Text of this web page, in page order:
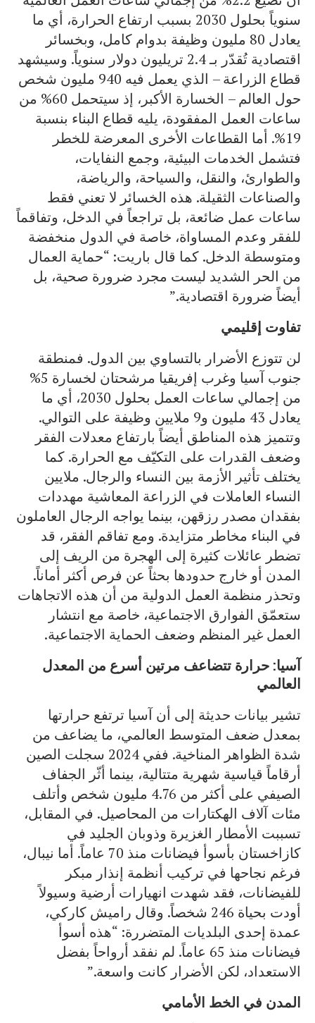
سنوياً بحلول 2030 بسبب ارتفاع الحرارة، أي ما
يعادل 80 مليون وظيفة بدوام كامل، وبخسائر
اقتصادية تُقدّر بـ 2.4 تريليون دولار سنوياً. وسيشهد
قطاع الزراعة – الذي يعمل فيه 940 مليون شخص
حول العالم – الخسارة الأكبر، إذ سيتحمل 60% من
ساعات العمل المفقودة، يليه قطاع البناء بنسبة
19%. أما القطاعات الأخرى المعرضة للخطر
فتشمل الخدمات البيئية، وجمع النفايات،
والطوارئ، والنقل، والسياحة، والرياضة،
والصناعات الثقيلة. هذه الخسائر لا تعني فقط
ساعات عمل ضائعة، بل تراجعاً في الدخل، وتفاقماً
للفقر وعدم المساواة، خاصة في الدول منخفضة
ومتوسطة الدخل. كما قال باريت: “حماية العمال
من الحر الشديد ليست مجرد ضرورة صحية، بل
أيضاً ضرورة اقتصادية.”
تفاوت إقليمي
لن تتوزع الأضرار بالتساوي بين الدول. فمنطقة
جنوب آسيا وغرب إفريقيا مرشحتان لخسارة 5%
من إجمالي ساعات العمل بحلول 2030، أي ما
يعادل 43 مليون و9 ملايين وظيفة على التوالي.
وتتميز هذه المناطق أيضاً بارتفاع معدلات الفقر
وضعف القدرات على التكيّف مع الحرارة. كما
يختلف تأثير الأزمة بين النساء والرجال. ملايين
النساء العاملات في الزراعة المعاشية مهددات
بفقدان مصدر رزقهن، بينما يواجه الرجال العاملون
في البناء مخاطر متزايدة. ومع تفاقم الفقر، قد
تضطر عائلات كثيرة إلى الهجرة من الريف إلى
المدن أو خارج حدودها بحثاً عن فرص أكثر أماناً.
وتحذر منظمة العمل الدولية من أن هذه الاتجاهات
ستعمّق الفوارق الاجتماعية، خاصة مع انتشار
العمل غير المنظم وضعف الحماية الاجتماعية.
آسيا: حرارة تتضاعف مرتين أسرع من المعدل
العالمي
تشير بيانات حديثة إلى أن آسيا ترتفع حرارتها
بمعدل ضعف المتوسط العالمي، ما يضاعف من
شدة الظواهر المناخية. ففي 2024 سجلت الصين
أرقاماً قياسية شهرية متتالية، بينما أثّر الجفاف
الصيفي على أكثر من 4.76 مليون شخص وأتلف
مئات آلاف الهكتارات من المحاصيل. في المقابل،
تسببت الأمطار الغزيرة وذوبان الجليد في
كازاخستان بأسوأ فيضانات منذ 70 عاماً. أما نيبال،
فرغم نجاحها في تركيب أنظمة إنذار مبكر
للفيضانات، فقد شهدت انهيارات أرضية وسيولاً
أودت بحياة 246 شخصاً. وقال راميش كاركي،
عمدة إحدى البلديات المتضررة: “هذه أسوأ
فيضانات منذ 65 عاماً. لم نفقد أرواحاً بفضل
الاستعداد، لكن الأضرار كانت واسعة.”
المدن في الخط الأمامي